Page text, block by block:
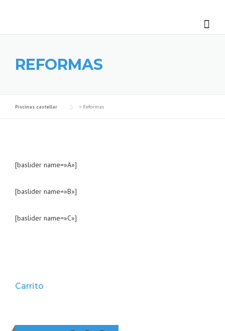
REFORMAS
Piscinas castellar > Reformas
[baslider name=»A»]
[baslider name=»B»]
[baslider name=»C»]
Carrito